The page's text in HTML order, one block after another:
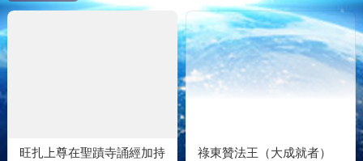
旺扎上尊在聖蹟寺誦經加持
祿東贊法王（大成就者）